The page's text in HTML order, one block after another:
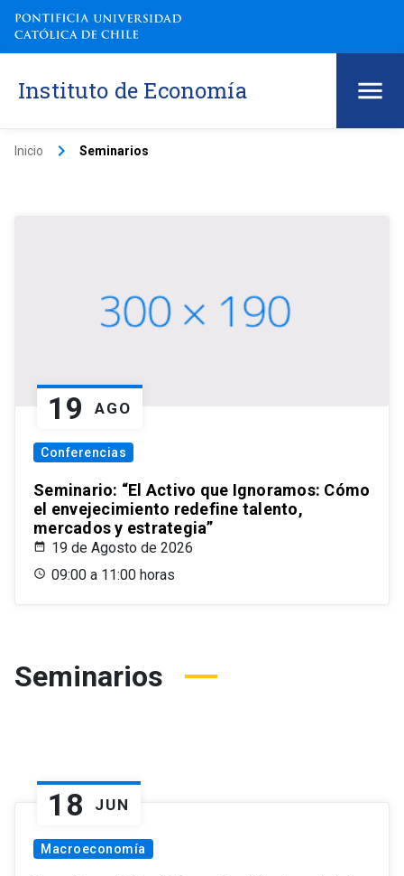
Instituto de Economía
Inicio keyboard_arrow_right Seminarios
19 AGO
Conferencias
Seminario: “El Activo que Ignoramos: Cómo
el envejecimiento redefine talento,
mercados y estrategia”
19 de Agosto de 2026
09:00 a 11:00 horas
Seminarios
18 JUN
Macroeconomía